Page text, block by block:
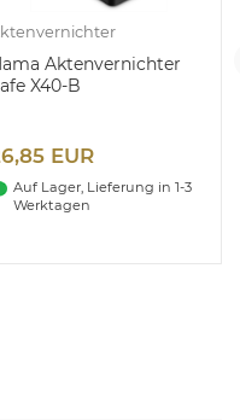
Aktenvernichter
X40-B
EUR
Auf Lager, Lieferung in 1-3
Werktagen